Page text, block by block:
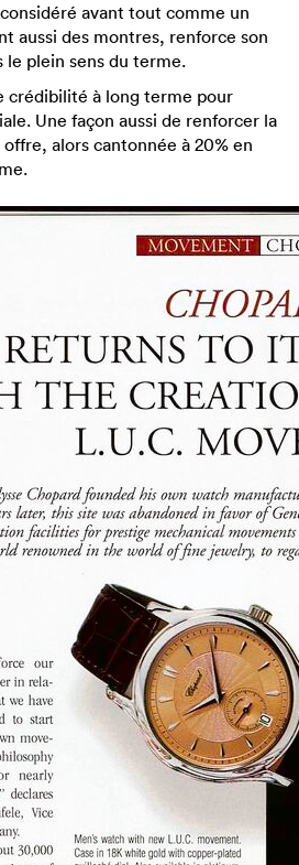
avant tout comme un
aussi des montres, renforce son
le plein sens du terme.
crédibilité à long terme pour
Une façon aussi de renforcer la
alors cantonnée à 20% en